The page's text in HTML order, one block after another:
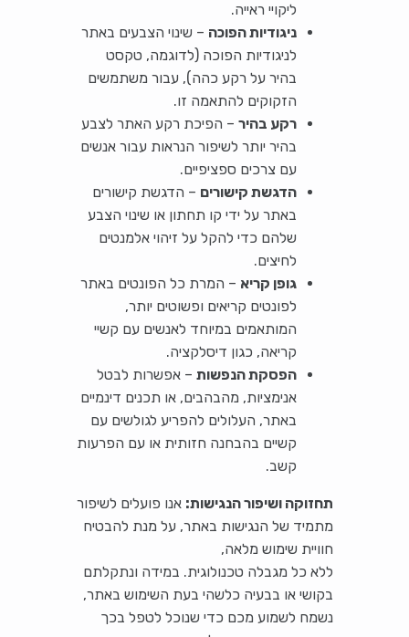
ליקויי ראייה.
ניגודיות הפוכה – שינוי הצבעים באתר
לניגודיות הפוכה (לדוגמה, טקסט
בהיר על רקע כהה), עבור משתמשים
הזקוקים להתאמה זו.
רקע בהיר– הפיכת רקע האתר לצבע
בהיר יותר לשיפור הנראות עבור אנשים
עם צרכים ספציפיים.
הדגשת קישורים – הדגשת קישורים
באתר על ידי קו תחתון או שינוי הצבע
שלהם כדי להקל על זיהוי אלמנטים
לחיצים.
גופן קריא – המרת כל הפונטים באתר
לפונטים קריאים ופשוטים יותר,
המותאמים במיוחד לאנשים עם קשיי
קריאה, כגון דיסלקציה.
הפסקת הנפשות– אפשרות לבטל
אנימציות, מהבהבים, או תכנים דינמיים
באתר, העלולים להפריע לגולשים עם
קשיים בהבחנה חזותית או עם הפרעות
קשב.
תחזוקה ושיפור הנגישות: אנו פועלים לשיפור
מתמיד של הנגישות באתר, על מנת להבטיח
חוויית שימוש מלאה,
ללא כל מגבלה טכנולוגית. במידה ונתקלתם
בקושי או בבעיה כלשהי בעת השימוש באתר,
נשמח לשמוע מכם כדי שנוכל לטפל בכך